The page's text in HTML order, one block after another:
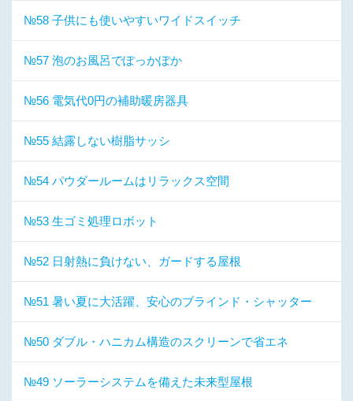
№58 子供にも使いやすいワイドスイッチ
№57 泡のお風呂でぽっかぽか
№56 電気代0円の補助暖房器具
№55 結露しない樹脂サッシ
№54 パウダールームはリラックス空間
№53 生ゴミ処理ロボット
№52 日射熱に負けない、ガードする屋根
№51 暑い夏に大活躍、安心のブラインド・シャッター
№50 ダブル・ハニカム構造のスクリーンで省エネ
№49 ソーラーシステムを備えた未来型屋根